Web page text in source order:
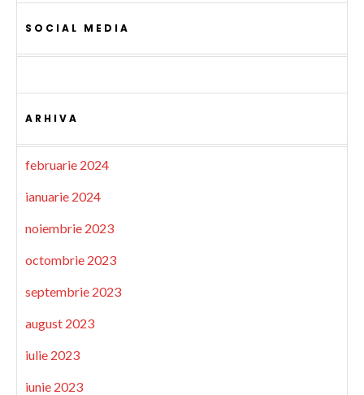
SOCIAL MEDIA
ARHIVA
februarie 2024
ianuarie 2024
noiembrie 2023
octombrie 2023
septembrie 2023
august 2023
iulie 2023
iunie 2023